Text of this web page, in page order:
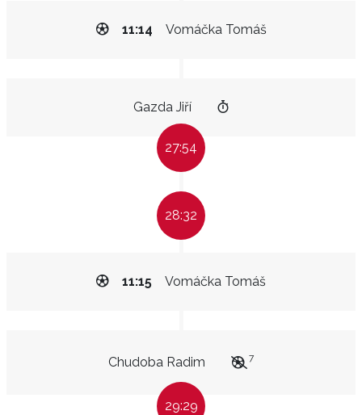
Vomáčka Tomáš
11:14
Gazda Jiří
27:54
28:32
Vomáčka Tomáš
11:15
Chudoba Radim 7
29:29